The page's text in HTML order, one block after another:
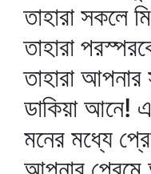
তাহারা সকলে
তাহারা
তাহারা আপনার
ডাকিয়া আনে!
মনের মধ্যে